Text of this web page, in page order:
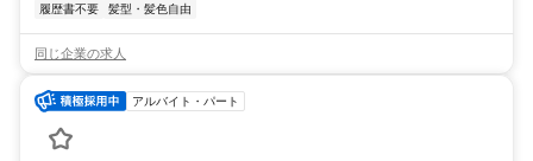
履歴書不要
髪型・髪色自由
同じ企業の求人
アルバイト・パート